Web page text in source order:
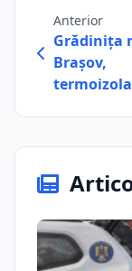
Anterior
Grădiniţa
Braşov,